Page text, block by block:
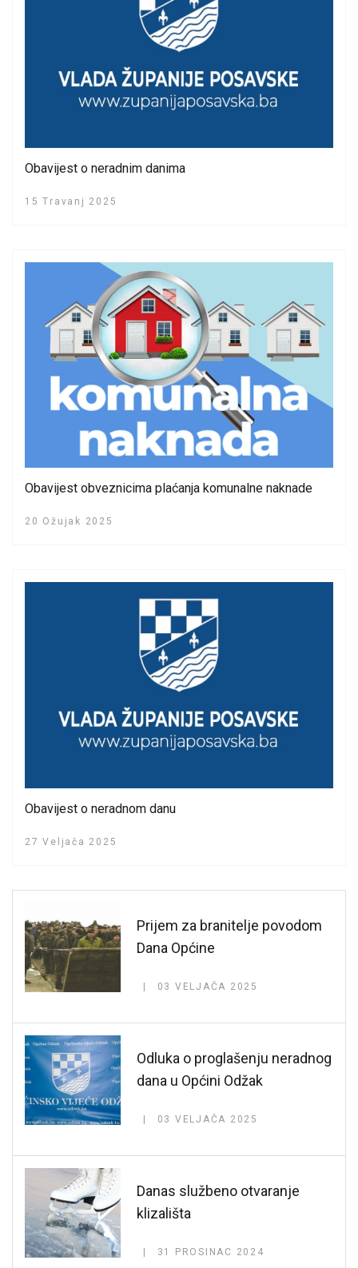
Obavijest o neradnim danima
15 Travanj 2025
Obavijest obveznicima plaćanja komunalne naknade
20 Ožujak 2025
Obavijest o neradnom danu
27 Veljača 2025
Prijem za branitelje povodom
Dana Općine
03 VELJAČA 2025
Odluka o proglašenju neradnog
dana u Općini Odžak
03 VELJAČA 2025
Danas službeno otvaranje
klizališta
31 PROSINAC 2024